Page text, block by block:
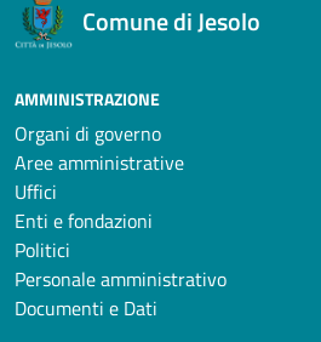
Comune di Jesolo
AMMINISTRAZIONE
Organi di governo
Aree amministrative
Uffici
Enti e fondazioni
Politici
Personale amministrativo
Documenti e Dati